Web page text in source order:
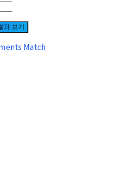
과 보기
Match